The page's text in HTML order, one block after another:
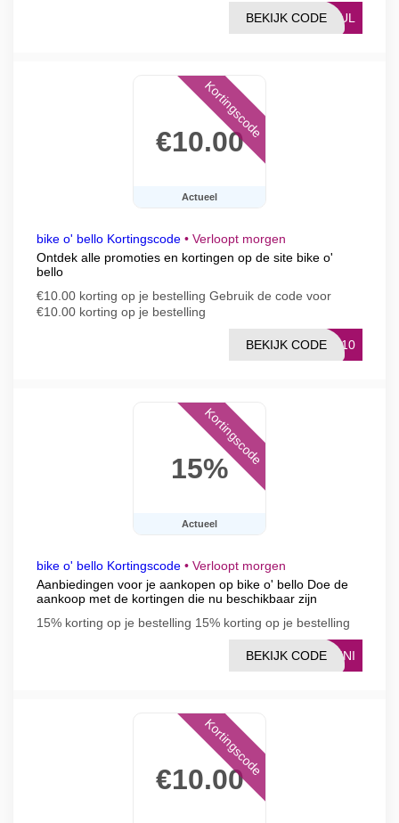
TFUL
BEKIJK CODE
€10.00
Actueel
Kortingscode
bike o' bello Kortingscode • Verloopt morgen
Ontdek alle promoties en kortingen op de site bike o'
bello
€10.00 korting op je bestelling Gebruik de code voor
€10.00 korting op je bestelling
UR10
BEKIJK CODE
15%
Actueel
Kortingscode
bike o' bello Kortingscode • Verloopt morgen
Aanbiedingen voor je aankopen op bike o' bello Doe de
aankoop met de kortingen die nu beschikbaar zijn
15% korting op je bestelling 15% korting op je bestelling
LINI
BEKIJK CODE
€10.00
Kortingscode